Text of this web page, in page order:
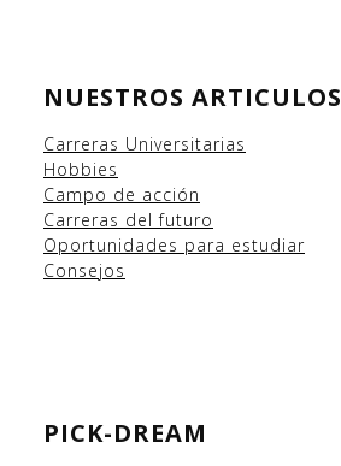
NUESTROS ARTICULOS
Carreras Universitarias
Hobbies
Campo de acción
Carreras del futuro
Oportunidades para estudiar
Consejos
PICK-DREAM